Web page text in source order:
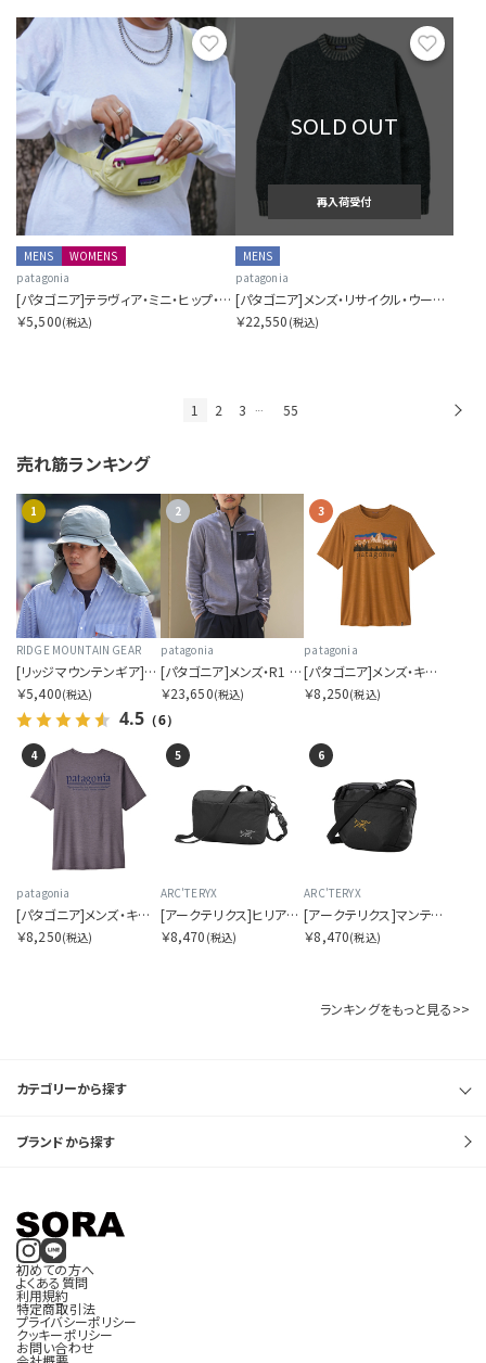
お気に入り
MENS
WOMENS
patagonia
[パタゴニア]テラヴィア・ミニ・ヒップ・パック 1L
￥5,500(税込)
SOLD OUT
再入荷受付
MENS
patagonia
[パタゴニア]メンズ・リサイクル・ウールブレンド・セーター
￥22,550 (税込)
1 2 3 … 55
売れ筋ランキング
1
RIDGE MOUNTAIN GEAR
[リッジマウンテンギア]サンシェード 2026
￥5,400(税込)
4.5 （6）
2
patagonia
[パタゴニア]メンズ・R1 エア・ジャケット
￥23,650(税込)
3
patagonia
[パタゴニア]メンズ・キャプリーン・クール・デイリー・シャツ（フィッツロイ・フットヒルズ）
￥8,250(税込)
4
patagonia
[パタゴニア]メンズ・キャプリーン・クール・デイリー・シャツ（ハット・トリッパー）
￥8,250(税込)
5
ARC'TERYX
[アークテリクス]ヒリアド クロスボディ
￥8,470 (税込)
6
ARC'TERYX
[アークテリクス]マンティス 2 ウエストパック
￥8,470(税込)
ランキングをもっと見る>>
カテゴリーから探す
ブランドから探す
初めての方へ
よくある質問
利用規約
特定商取引法
プライバシーポリシー
クッキーポリシー
お問い合わせ